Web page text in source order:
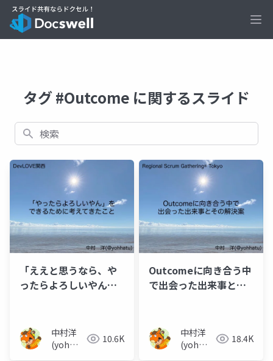
タグ #Outcome に関するスライド
検索
「ええと思うなら、や
ったらよろしいやん」
中村洋
(yoh
10.6K
Outcomeに向き合う中
で出会った出来事とそ
中村洋
(yoh
18.4K